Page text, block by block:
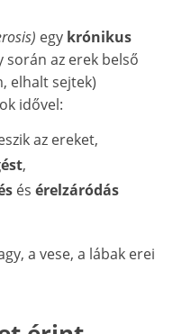
egy krónikus
során az erek belső
elhalt sejtek)
idővel:
az ereket,
,
és érelzáródás
a vese, a lábak erei